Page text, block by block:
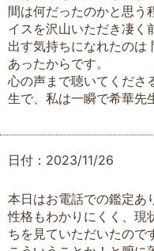
間は何だったのかと思う
イスを沢山いただき凄く
出す気持ちになれたのは
あったからです。
心の声まで聴いてくださ
生で、私は一瞬で希華先
日付：2023/11/26
本日はお電話での鑑定あ
性格もわかりにくく、現
ちを見ていただいたので